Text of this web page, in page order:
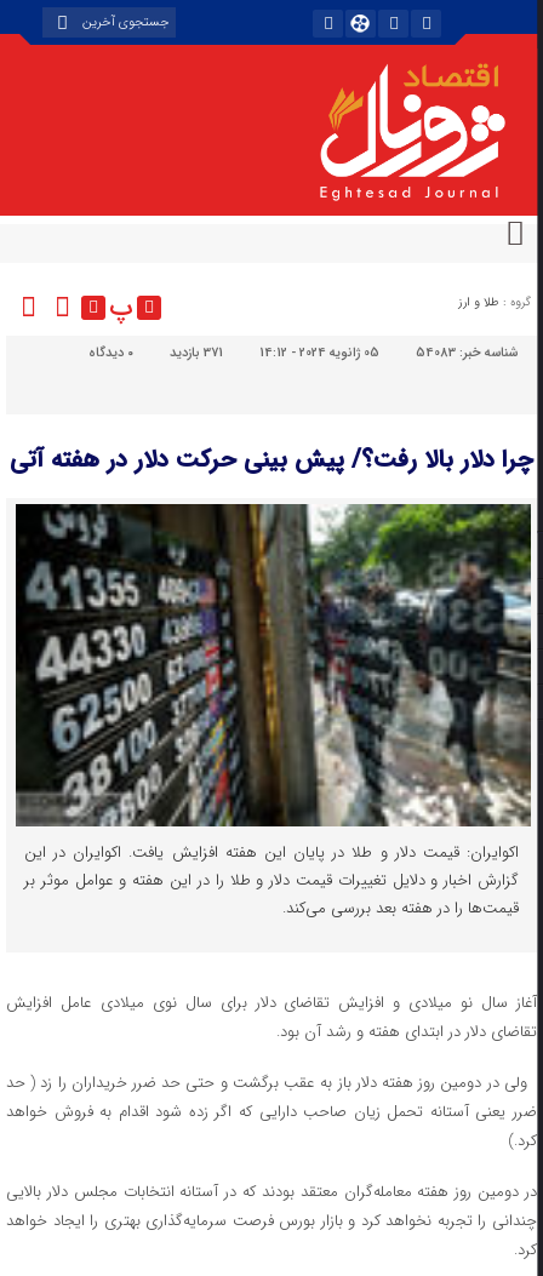
گروه : طلا و ارز پ
شناسه خبر:54083 05 ژانویه 2024 - 14:12 371 بازدید دیدگاه
چرا دلار بالا رفت؟/ پیش بینی حرکت دلار در هفته آتی
اکوایران: قیمت دلار و طلا در پایان این هفته افزایش یافت. اکوایران در این
گزارش اخبار و دلایل تغییرات قیمت دلار و طلا را در این هفته و عوامل موثر بر
قیمت‌ها را در هفته بعد بررسی می‌کند.
آغاز سال نو میلادی و افزایش تقاضای دلار برای سال نوی میلادی عامل افزایش
تقاضای دلار در ابتدای هفته و رشد آن بود.
ولی در دومین روز هفته دلار باز به عقب برگشت و حتی حد ضرر خریداران را زد ( حد
ضرر یعنی آستانه تحمل زیان صاحب دارایی که اگر زده شود اقدام به فروش خواهد
کرد.)
در دومین روز هفته معامله‌گران معتقد بودند که در آستانه انتخابات مجلس دلار بالایی
چندانی را تجربه نخواهد کرد و بازار بورس فرصت سرمایه‌گذاری بهتری را ایجاد خواهد‌
کرد.